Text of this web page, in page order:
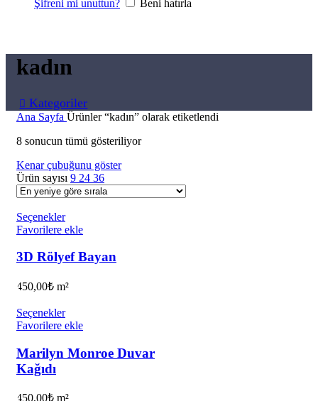
Şifreni mi unuttun? Beni hatırla
kadın
Kategoriler
Ana Sayfa Ürünler “kadın” olarak etiketlendi
8 sonucun tümü gösteriliyor
Kenar çubuğunu göster
Ürün sayısı 9 24 36
Seçenekler
Favorilere ekle
3D Rölyef Bayan
450,00₺ m²
Seçenekler
Favorilere ekle
Marilyn Monroe Duvar
Kağıdı
450,00₺ m²